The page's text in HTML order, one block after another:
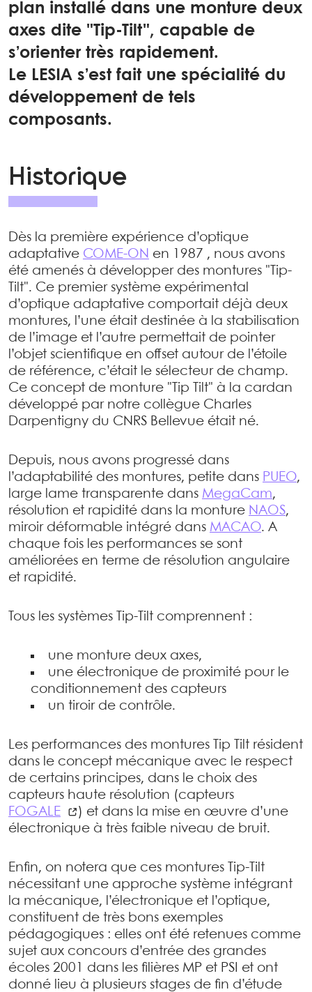
plan installé dans une monture deux
axes dite "Tip-Tilt", capable de
s’orienter très rapidement.
Le LESIA s’est fait une spécialité du
développement de tels
composants.
Historique
Dès la première expérience d’optique
adaptative COME-ON en 1987 , nous avons
été amenés à développer des montures "Tip-
Tilt". Ce premier système expérimental
d’optique adaptative comportait déjà deux
montures, l’une était destinée à la stabilisation
de l’image et l’autre permettait de pointer
l’objet scientifique en offset autour de l’étoile
de référence, c’était le sélecteur de champ.
Ce concept de monture "Tip Tilt" à la cardan
développé par notre collègue Charles
Darpentigny du CNRS Bellevue était né.
Depuis, nous avons progressé dans
l’adaptabilité des montures, petite dans PUEO,
large lame transparente dans MegaCam,
résolution et rapidité dans la monture NAOS,
miroir déformable intégré dans MACAO. A
chaque fois les performances se sont
améliorées en terme de résolution angulaire
et rapidité.
Tous les systèmes Tip-Tilt comprennent :
une monture deux axes,
une électronique de proximité pour le
conditionnement des capteurs
un tiroir de contrôle.
Les performances des montures Tip Tilt résident
dans le concept mécanique avec le respect
de certains principes, dans le choix des
capteurs haute résolution (capteurs
FOGALE
) et dans la mise en œuvre d’une
électronique à très faible niveau de bruit.
Enfin, on notera que ces montures Tip-Tilt
nécessitant une approche système intégrant
la mécanique, l’électronique et l’optique,
constituent de très bons exemples
pédagogiques : elles ont été retenues comme
sujet aux concours d’entrée des grandes
écoles 2001 dans les filières MP et PSI et ont
donné lieu à plusieurs stages de fin d’étude